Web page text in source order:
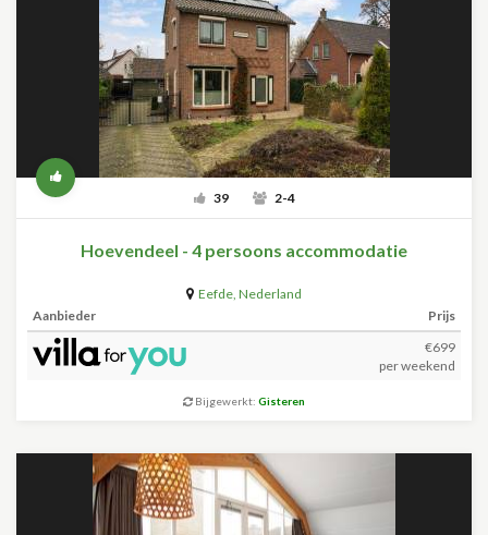
39 2-4
Hoevendeel - 4 persoons accommodatie
Eefde, Nederland
Aanbieder
Prijs
€699
per weekend
Bijgewerkt: Gisteren